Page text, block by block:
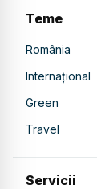
Teme
România
Internațional
Green
Travel
Servicii